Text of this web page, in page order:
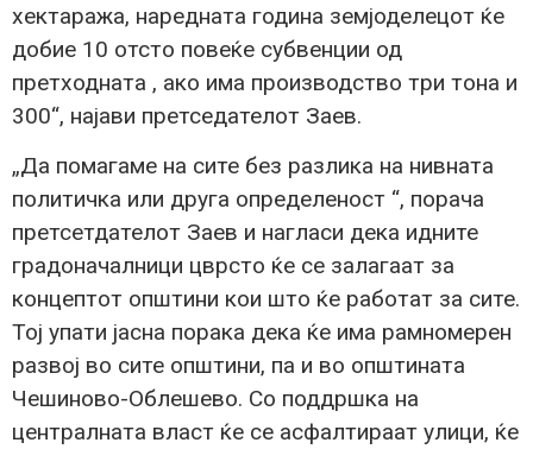
хектаража, наредната година земјоделецот ќе
добие 10 отсто повеќе субвенции од
претходната , ако има производство три тона и
300“, најави претседателот Заев.
„Да помагаме на сите без разлика на нивната
политичка или друга определеност “, порача
претсетдателот Заев и нагласи дека идните
градоначалници цврсто ќе се залагаат за
концептот општини кои што ќе работат за сите.
Тој упати јасна порака дека ќе има рамномерен
развој во сите општини, па и во општината
Чешиново-Облешево. Со поддршка на
централната власт ќе се асфалтираат улици, ќе